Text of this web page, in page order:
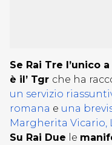
Se Rai Tre l’unico
è il’ Tgr che ha
un servizio
romana e una
Margherita Vicario,
Su Rai Due le